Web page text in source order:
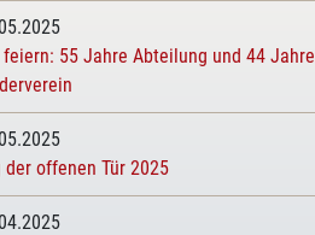
feiern: 55 Jahre Abteilung und 44 Jahre
der offenen Tür 2025